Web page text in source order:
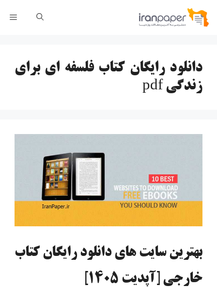
پرش
دانلود رایگان کتاب فلسفه ای برای
زندگی pdf
بهترین سایت های دانلود رایگان کتاب
خارجی [آپدیت 1405]